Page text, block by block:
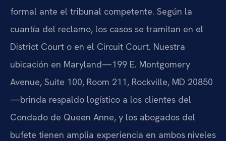
formal ante el tribunal competente. Según la
cuantía del reclamo, los casos se tramitan en el
District Court o en el Circuit Court. Nuestra
ubicación en Maryland—199 E. Montgomery
Avenue, Suite 100, Room 211, Rockville, MD 20850
—brinda respaldo logístico a los clientes del
Condado de Queen Anne, y los abogados del
bufete tienen amplia experiencia en ambos niveles